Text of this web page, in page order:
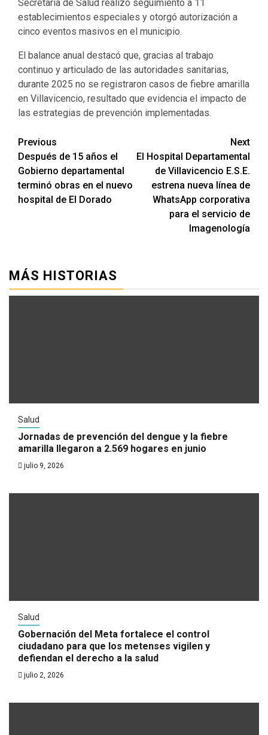
Secretaría de Salud realizó seguimiento a 11
establecimientos especiales y otorgó autorización a
cinco eventos masivos en el municipio.
El balance anual destacó que, gracias al trabajo
continuo y articulado de las autoridades sanitarias,
durante 2025 no se registraron casos de fiebre amarilla
en Villavicencio, resultado que evidencia el impacto de
las estrategias de prevención implementadas.
Previous
Después de 15 años el
Gobierno departamental
terminó obras en el nuevo
hospital de El Dorado
Next
El Hospital Departamental
de Villavicencio E.S.E.
estrena nueva línea de
WhatsApp corporativa
para el servicio de
Imagenología
MÁS HISTORIAS
Salud
Jornadas de prevención del dengue y la fiebre
amarilla llegaron a 2.569 hogares en junio
julio 9, 2026
Salud
Gobernación del Meta fortalece el control
ciudadano para que los metenses vigilen y
defiendan el derecho a la salud
julio 2, 2026